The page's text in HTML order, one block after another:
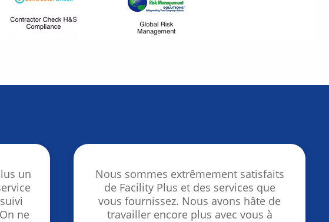
un
ne
Nous sommes extrêmement satisfaits
de Facility Plus et des services que
vous fournissez. Nous avons hâte de
travailler encore plus avec vous à